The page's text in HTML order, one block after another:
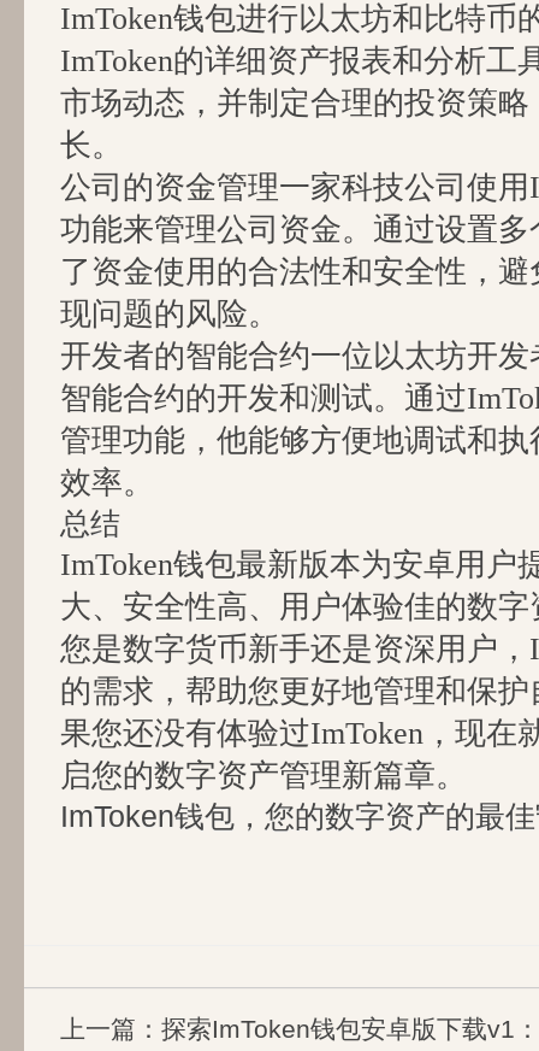
ImToken钱包进行以太坊和比特币
ImToken的详细资产报表和分析工
市场动态，并制定合理的投资策
长。
公司的资金管理一家科技公司使用
功能来管理公司资金。通过设置
了资金使用的合法性和安全性，
现问题的风险。
开发者的智能合约一位以太坊开发
智能合约的开发和测试。通过
管理功能，他能够方便地调试和
效率。
总结
ImToken钱包最新版本为安卓用户
大、安全性高、用户体验佳的数
您是数字货币新手还是资深用户，
的需求，帮助您更好地管理和保
果您还没有体验过ImToken，现在
启您的数字资产管理新篇章。
ImToken钱包，您的数字资产的最
上一篇： 探索ImToken钱包安卓版下载v1